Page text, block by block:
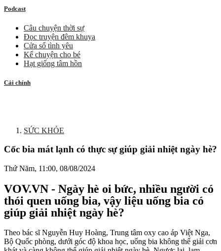
Podcast
Câu chuyện thời sự
Đọc truyện đêm khuya
Cửa sổ tình yêu
Kể chuyện cho bé
Hạt giống tâm hồn
Cải chính
SỨC KHỎE
Cốc bia mát lạnh có thực sự giúp giải nhiệt ngày hè?
Thứ Năm, 11:00, 08/08/2024
VOV.VN - Ngày hè oi bức, nhiều người có
thói quen uống bia, vậy liệu uống bia có
giúp giải nhiệt ngày hè?
Theo bác sĩ Nguyễn Huy Hoàng, Trung tâm oxy cao áp Việt Nga,
Bộ Quốc phòng, dưới góc độ khoa học, uống bia không thể giải cơn